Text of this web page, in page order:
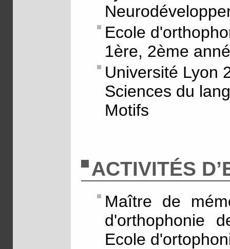
Ecole
1ère, 2ème
Université Lyon
Sciences du
Motifs
ACTIVITÉS
Maître de
d'orthophonie
Ecole